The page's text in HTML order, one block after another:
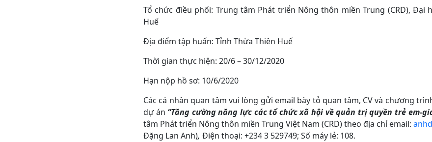
Tổ chức điều phối: Trung tâm Phát triển Nông thôn miền Trung (CRD), Đại
Huế
Địa điểm tập huấn: Tỉnh Thừa Thiên Huế
Thời gian thực hiện: 20/6 – 30/12/2020
Hạn nộp hồ sơ: 10/6/2020
Các cá nhân quan tâm vui lòng gửi email bày tỏ quan tâm, CV và chương
dự án “Tăng cường năng lực các tổ chức xã hội về quản trị quyền trẻ em-
tâm Phát triển Nông thôn miền Trung Việt Nam (CRD) theo địa chỉ email:
Đặng Lan Anh), Điện thoại: +234 3 529749; Số máy lẻ: 108.